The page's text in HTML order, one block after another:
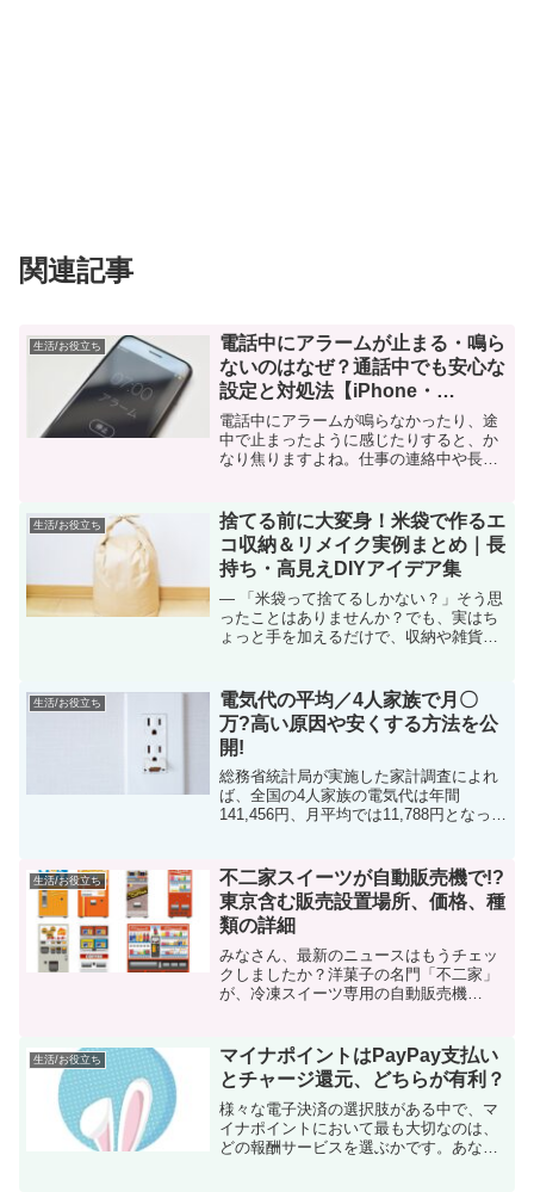
関連記事
生活/お役立ち
電話中にアラームが止まる・鳴ら
ないのはなぜ？通話中でも安心な
設定と対処法【iPhone・
Android】
電話中にアラームが鳴らなかったり、途
中で止まったように感じたりすると、か
なり焦りますよね。仕事の連絡中や長電
か？結論からいうと、電話中でもアラー
ムは鳴ることが多いものの...
生活/お役立ち
捨てる前に大変身！米袋で作るエ
コ収納＆リメイク実例まとめ｜長
持ち・高見えDIYアイデア集
― 「米袋って捨てるしかない？」そう思
ったことはありませんか？でも、実はち
ょっと手を加えるだけで、収納や雑貨に
「何かに使えそうだけどアイデアが浮か
ばない…」という方でも、簡...
生活/お役立ち
電気代の平均／4人家族で月〇
万?高い原因や安くする方法を公
開!
総務省統計局が実施した家計調査によれ
ば、全国の4人家族の電気代は年間
141,456円、月平均では11,788円となって
すよ。ご家庭によっては、どの部分で...
生活/お役立ち
不二家スイーツが自動販売機で!?
東京含む販売設置場所、価格、種
類の詳細
みなさん、最新のニュースはもうチェッ
クしましたか？洋菓子の名門「不二家」
が、冷凍スイーツ専用の自動販売機
したんですよ！これで、不二家のケーキ
をいつでも、ど...
生活/お役立ち
マイナポイントはPayPay支払い
とチャージ還元、どちらが有利？
様々な電子決済の選択肢がある中で、マ
イナポイントにおいて最も大切なのは、
どの報酬サービスを選ぶかです。あなた